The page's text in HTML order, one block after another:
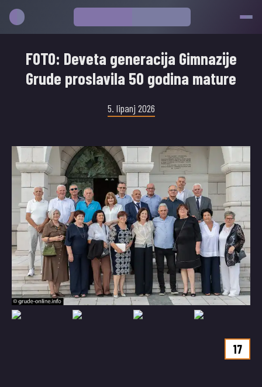
FOTO: Deveta generacija Gimnazije
Grude proslavila 50 godina mature
5. lipanj 2026
17